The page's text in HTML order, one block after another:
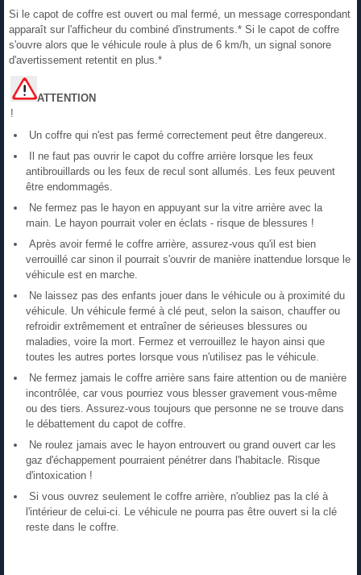
Si le capot de coffre est ouvert ou mal fermé, un message correspondant
apparaît sur l'afficheur du combiné d'instruments.* Si le capot de coffre
s'ouvre alors que le véhicule roule à plus de 6 km/h, un signal sonore
d'avertissement retentit en plus.*
ATTENTION
!
Un coffre qui n'est pas fermé correctement peut être dangereux.
Il ne faut pas ouvrir le capot du coffre arrière lorsque les feux
antibrouillards ou les feux de recul sont allumés. Les feux peuvent
être endommagés.
Ne fermez pas le hayon en appuyant sur la vitre arrière avec la
main. Le hayon pourrait voler en éclats - risque de blessures !
Après avoir fermé le coffre arrière, assurez-vous qu'il est bien
verrouillé car sinon il pourrait s'ouvrir de manière inattendue lorsque le
véhicule est en marche.
Ne laissez pas des enfants jouer dans le véhicule ou à proximité du
véhicule. Un véhicule fermé à clé peut, selon la saison, chauffer ou
refroidir extrêmement et entraîner de sérieuses blessures ou
maladies, voire la mort. Fermez et verrouillez le hayon ainsi que
toutes les autres portes lorsque vous n'utilisez pas le véhicule.
Ne fermez jamais le coffre arrière sans faire attention ou de manière
incontrôlée, car vous pourriez vous blesser gravement vous-même
ou des tiers. Assurez-vous toujours que personne ne se trouve dans
le débattement du capot de coffre.
Ne roulez jamais avec le hayon entrouvert ou grand ouvert car les
gaz d'échappement pourraient pénétrer dans l'habitacle. Risque
d'intoxication !
Si vous ouvrez seulement le coffre arrière, n'oubliez pas la clé à
l'intérieur de celui-ci. Le véhicule ne pourra pas être ouvert si la clé
reste dans le coffre.